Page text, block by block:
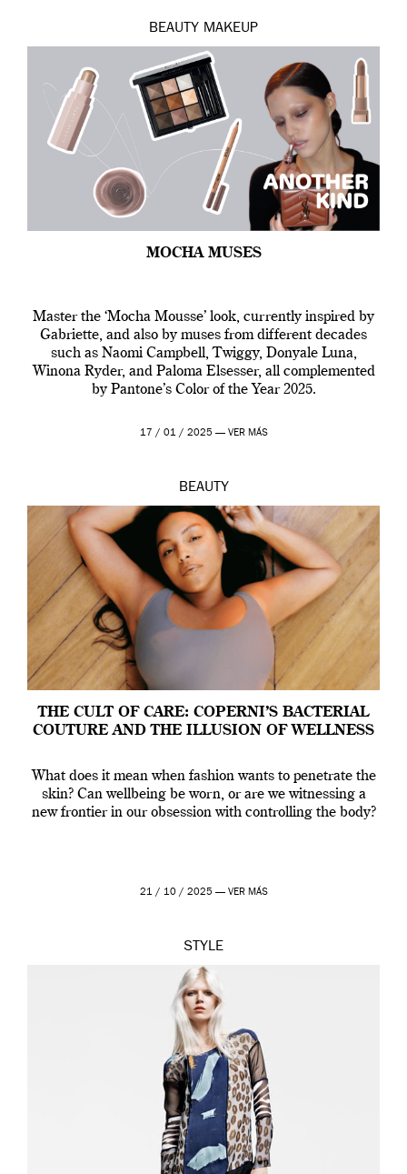
BEAUTY MAKEUP
MOCHA MUSES
Master the ‘Mocha Mousse’ look, currently inspired by
Gabriette, and also by muses from different decades
such as Naomi Campbell, Twiggy, Donyale Luna,
Winona Ryder, and Paloma Elsesser, all complemented
by Pantone’s Color of the Year 2025.
17 / 01 / 2025 — VER MÁS
BEAUTY
THE CULT OF CARE: COPERNI’S BACTERIAL
COUTURE AND THE ILLUSION OF WELLNESS
What does it mean when fashion wants to penetrate the
skin? Can wellbeing be worn, or are we witnessing a
new frontier in our obsession with controlling the body?
21 / 10 / 2025 — VER MÁS
STYLE